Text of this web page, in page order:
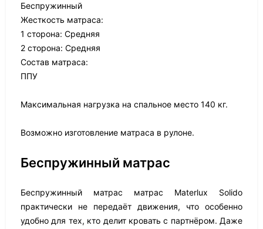
Беспружинный
Жесткость матраса:
1 сторона: Средняя
2 сторона: Средняя
Состав матраса:
ППУ
Максимальная нагрузка на спальное место 140 кг.
Возможно изготовление матраса в рулоне.
Беспружинный матрас
Беспружинный матрас матрас Materlux Solido
практически не передаёт движения, что особенно
удобно для тех, кто делит кровать с партнёром. Даже